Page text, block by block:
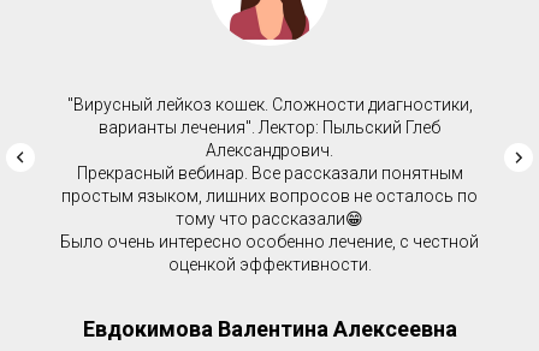
"Вирусный лейкоз кошек. Сложности диагностики,
варианты лечения". Лектор: Пыльский Глеб
Александрович.
Прекрасный вебинар. Все рассказали понятным
простым языком, лишних вопросов не осталось по
тому что рассказали😁
Было очень интересно особенно лечение, с честной
оценкой эффективности.
Евдокимова Валентина Алексеевна